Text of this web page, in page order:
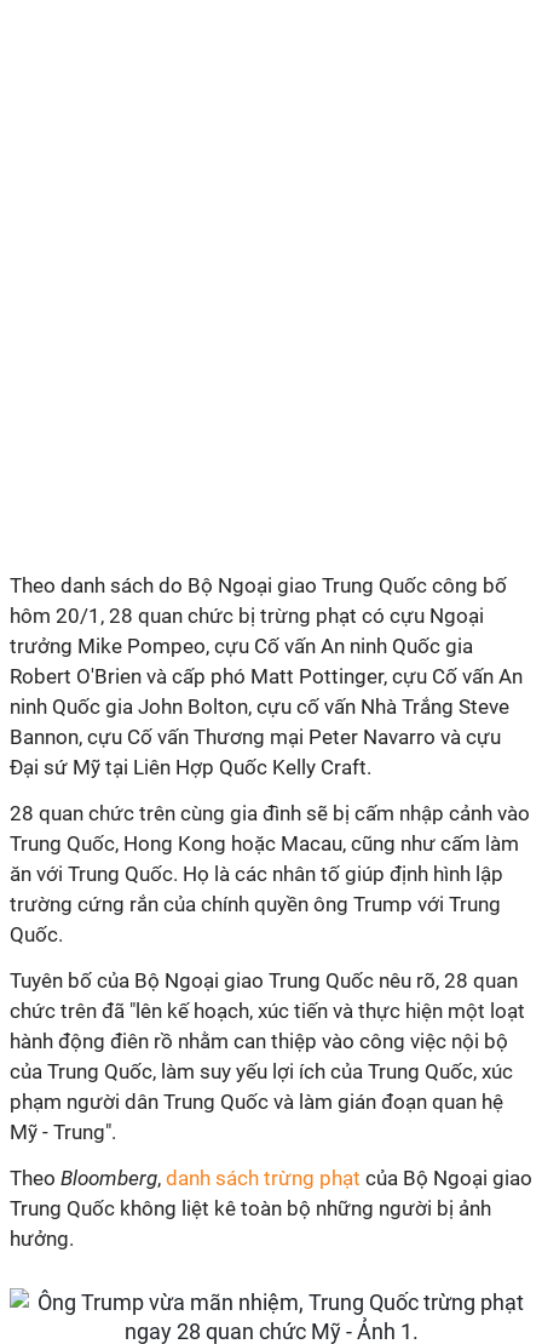
Theo danh sách do Bộ Ngoại giao Trung Quốc công bố
hôm 20/1, 28 quan chức bị trừng phạt có cựu Ngoại
trưởng Mike Pompeo, cựu Cố vấn An ninh Quốc gia
Robert O'Brien và cấp phó Matt Pottinger, cựu Cố vấn An
ninh Quốc gia John Bolton, cựu cố vấn Nhà Trắng Steve
Bannon, cựu Cố vấn Thương mại Peter Navarro và cựu
Đại sứ Mỹ tại Liên Hợp Quốc Kelly Craft.
28 quan chức trên cùng gia đình sẽ bị cấm nhập cảnh vào
Trung Quốc, Hong Kong hoặc Macau, cũng như cấm làm
ăn với Trung Quốc. Họ là các nhân tố giúp định hình lập
trường cứng rắn của chính quyền ông Trump với Trung
Quốc.
Tuyên bố của Bộ Ngoại giao Trung Quốc nêu rõ, 28 quan
chức trên đã "lên kế hoạch, xúc tiến và thực hiện một loạt
hành động điên rồ nhằm can thiệp vào công việc nội bộ
của Trung Quốc, làm suy yếu lợi ích của Trung Quốc, xúc
phạm người dân Trung Quốc và làm gián đoạn quan hệ
Mỹ - Trung".
Theo Bloomberg, danh sách trừng phạt của Bộ Ngoại giao
Trung Quốc không liệt kê toàn bộ những người bị ảnh
hưởng.